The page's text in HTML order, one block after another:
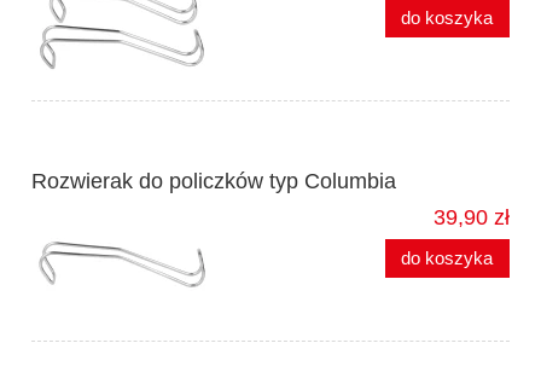
do koszyka
Rozwierak do policzków typ Columbia
39,90 zł
do koszyka